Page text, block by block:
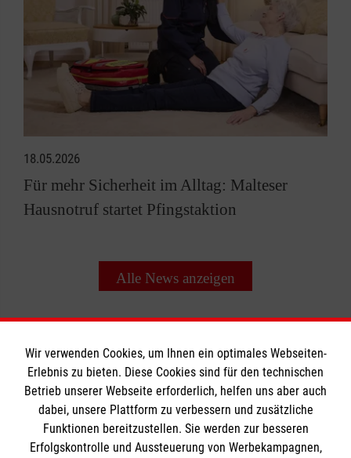
18.05.2026
Für mehr Sicherheit im Alltag: Malteser
Hausnotruf startet Pfingstaktion
Alle News anzeigen
Informationen
Impressum
Wir verwenden Cookies, um Ihnen ein optimales Webseiten-
Erlebnis zu bieten. Diese Cookies sind für den technischen
Betrieb unserer Webseite erforderlich, helfen uns aber auch
dabei, unsere Plattform zu verbessern und zusätzliche
Funktionen bereitzustellen. Sie werden zur besseren
Erfolgskontrolle und Aussteuerung von Werbekampagnen,